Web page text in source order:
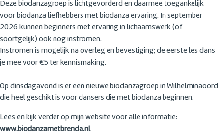
Deze biodanzagroep is lichtgevorderd en daarmee toegankelijk
voor biodanza liefhebbers met biodanza ervaring. In september
2026 kunnen beginners met ervaring in lichaamswerk (of
soortgelijk) ook nog instromen.
Instromen is mogelijk na overleg en bevestiging; de eerste les dans
je mee voor €5 ter kennismaking.
Op dinsdagavond is er een nieuwe biodanzagroep in Wilhelminaoord
die heel geschikt is voor dansers die met biodanza beginnen.
Lees en kijk verder op mijn website voor alle informatie:
www.biodanzametbrenda.nl